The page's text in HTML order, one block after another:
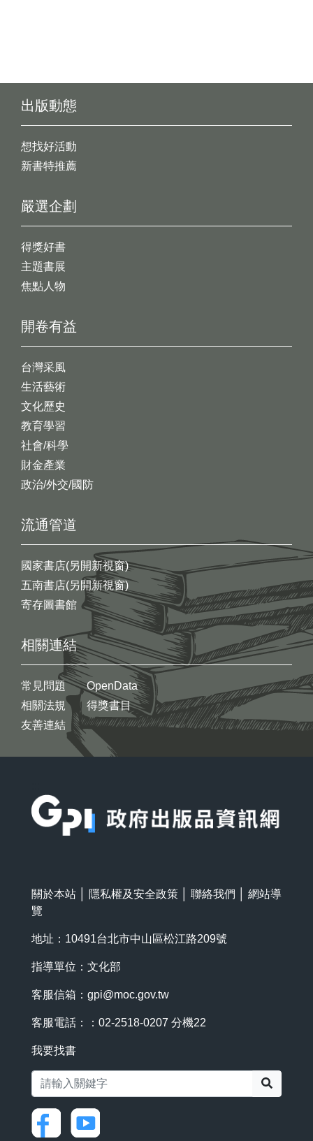
出版動態
想找好活動
新書特推薦
開卷有益
台灣采風
生活藝術
文化歷史
教育學習
社會/科學
財金產業
政治/外交/國防
嚴選企劃
得獎好書
主題書展
焦點人物
流通管道
國家書店(另開新視窗)
五南書店(另開新視窗)
寄存圖書館
相關連結
常見問題
相關法規
友善連結
OpenData
得獎書目
關於本站 隱私權及安全政策 聯絡我們
網站導
覽
地址：10491台北市中山區松江路209號
指導單位：文化部
客服信箱： gpi@moc.gov.tw
客服電話：：02-2518-0207 分機22
我要找書